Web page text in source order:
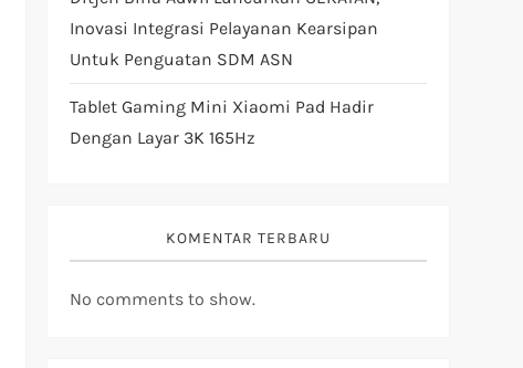
Inovasi Integrasi Pelayanan Kearsipan
Untuk Penguatan SDM ASN
Tablet Gaming Mini Xiaomi Pad Hadir
Dengan Layar 3K 165Hz
KOMENTAR TERBARU
No comments to show.